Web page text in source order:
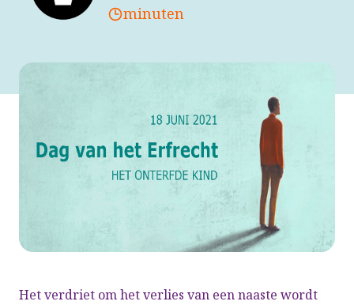
minuten
Het verdriet om het verlies van een naaste wordt